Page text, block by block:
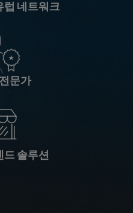
럽 네트워크
문가
드 솔루션